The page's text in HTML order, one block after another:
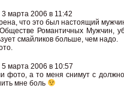
3 марта 2006 в 11:42
что это был настоящий
Романтичных Мужчин,
смайликов больше, чем надо.
5 марта 2006 в 10:57
фото, а то меня снимут с
мне боль